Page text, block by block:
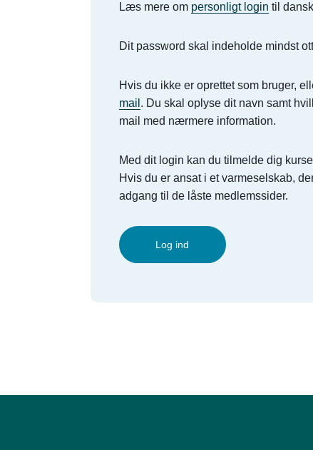
Læs mere om personligt login til
Dit password skal indeholde mindst
Hvis du ikke er oprettet som bruger,
mail . Du skal oplyse dit navn samt
mail med nærmere information.
Med dit login kan du tilmelde dig
Hvis du er ansat i et varmeselskab,
adgang til de låste medlemssider.
Log ind